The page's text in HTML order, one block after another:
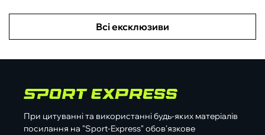
Всі ексклюзиви
При цитуванні та використанні будь-яких матеріалів
посилання на "Sport-Express" обов'язкове